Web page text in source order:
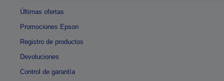
Últimas ofertas
Promociones Epson
Registro de productos
Devoluciones
Control de garantía